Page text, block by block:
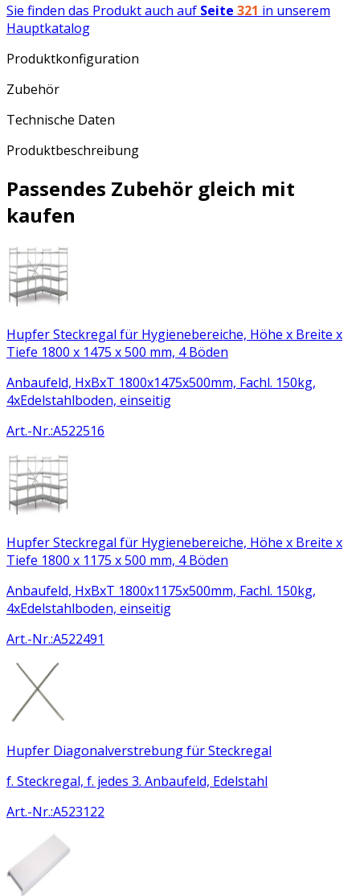
Sie finden das Produkt auch auf Seite 321 in unserem
Hauptkatalog
Produktkonfiguration
Zubehör
Technische Daten
Produktbeschreibung
Passendes Zubehör gleich mit
kaufen
Hupfer Steckregal für Hygienebereiche, Höhe x Breite x
Tiefe 1800 x 1475 x 500 mm, 4 Böden
Anbaufeld, HxBxT 1800x1475x500mm, Fachl. 150kg,
4xEdelstahlboden, einseitig
Art.-Nr.:A522516
Hupfer Steckregal für Hygienebereiche, Höhe x Breite x
Tiefe 1800 x 1175 x 500 mm, 4 Böden
Anbaufeld, HxBxT 1800x1175x500mm, Fachl. 150kg,
4xEdelstahlboden, einseitig
Art.-Nr.:A522491
Hupfer Diagonalverstrebung für Steckregal
f. Steckregal, f. jedes 3. Anbaufeld, Edelstahl
Art.-Nr.:A523122